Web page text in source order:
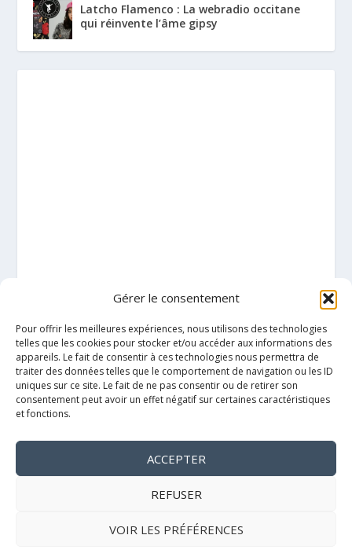
Gérer le consentement
Pour offrir les meilleures expériences, nous utilisons des technologies
telles que les cookies pour stocker et/ou accéder aux informations des
appareils. Le fait de consentir à ces technologies nous permettra de
traiter des données telles que le comportement de navigation ou les ID
uniques sur ce site. Le fait de ne pas consentir ou de retirer son
consentement peut avoir un effet négatif sur certaines caractéristiques
et fonctions.
ACCEPTER
REFUSER
VOIR LES PRÉFÉRENCES
Latcho Flamenco : La webradio occitane
qui réinvente l’âme gipsy
Mentions légales
Politique de cookies